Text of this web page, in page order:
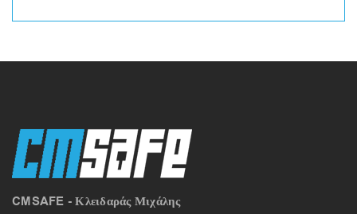
CMSAFE - Κλειδαράς Μιχάλης